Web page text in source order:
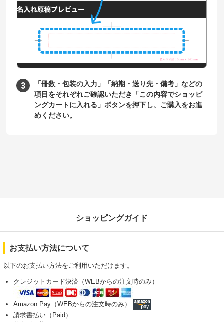
「冊数・包装の入力」「納期・送り先・備考」などの
項目をそれぞれご確認いただき「この内容でショッピ
ングカートに入れる」ボタンを押下し、ご購入をお進
めください。
ショッピングガイド
お支払い方法について
以下のお支払い方法をご利用いただけます。
クレジットカード決済（WEBからの注文時のみ）
Amazon Pay（WEBからの注文時のみ）
請求書払い（Paid）